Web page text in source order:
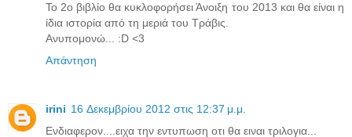
Το 2ο βιβλίο θα κυκλοφορήσει Άνοιξη του 2013 και θα είναι η
ίδια ιστορία από τη μεριά του Τράβις.
Ανυπομονώ... :D <3
Απάντηση
irini 16 Δεκεμβρίου 2012 στις 12:37 μ.μ.
Ενδιαφερον....ειχα την εντυπωση οτι θα ειναι τριλογια...